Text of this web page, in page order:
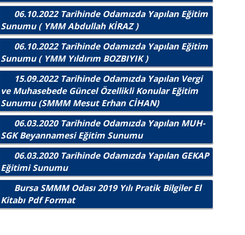
06.10.2022 Tarihinde Odamızda Yapılan Eğitim
Sunumu ( YMM Abdullah KİRAZ )
06.10.2022 Tarihinde Odamızda Yapılan Eğitim
Sunumu ( YMM Yıldırım BOZBIYIK )
15.09.2022 Tarihinde Odamızda Yapılan Vergi
ve Muhasebede Güncel Özellikli Konular Eğitim
Sunumu (SMMM Mesut Erhan CİHAN)
06.03.2020 Tarihinde Odamızda Yapılan MUH-
SGK Beyannamesi Eğitim Sunumu
06.03.2020 Tarihinde Odamızda Yapılan GEKAP
Eğitimi Sunumu
Bursa SMMM Odası 2019 Yılı Pratik Bilgiler El
Kitabı Pdf Format